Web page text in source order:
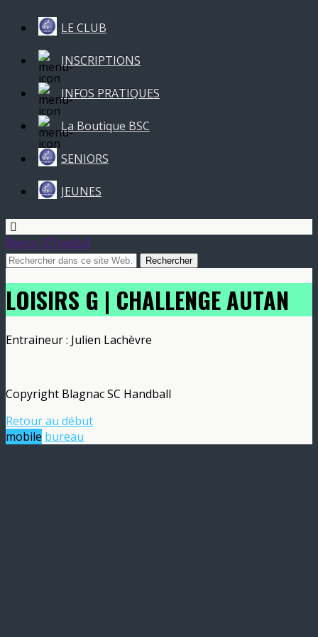
LE CLUB
INSCRIPTIONS
INFOS PRATIQUES
La Boutique BSC
SENIORS
JEUNES
Blagnac SC Handball
LOISIRS G | CHALLENGE AUTAN
Entraineur : Julien Lachèvre
Copyright Blagnac SC Handball
Retour au début
mobile bureau